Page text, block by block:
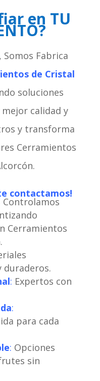
en TU
, Somos Fabrica
de Cristal
soluciones
calidad y
y transforma
Cerramientos
contactamos!
Controlamos
Cerramientos
duraderos.
: Expertos con
:
para cada
: Opciones
sin